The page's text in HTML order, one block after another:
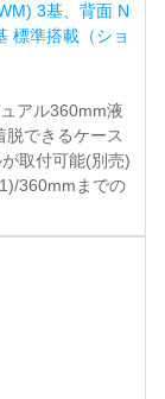
3基、背面 N
標準搭載（ショ
アル360mm液
できるケース
取付可能(別売)
360mmまでの